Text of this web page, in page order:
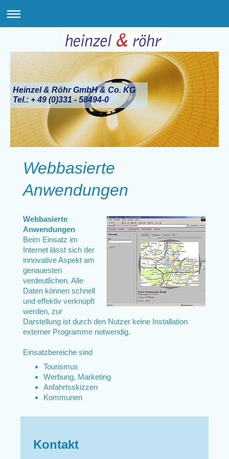
Heinzel & Röhr GmbH & Co. KG
Tel.: + 49 (0)331 - 58494-0
Webbasierte
Anwendungen
Webbasierte
Anwendungen
Beim Einsatz im
Internet lässt sich der
innovative Aspekt am
genauesten
verdeutlichen. Alle
Daten können schnell
und effektiv verknüpft
werden, zur
Darstellung ist durch den Nutzer keine Installation
externer Programme notwendig.
Einsatzbereiche sind
Tourismus
Werbung, Marketing
Anfahrtsskizzen
Kommunen
Kontakt